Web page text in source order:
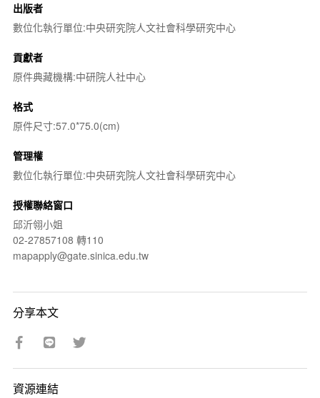
出版者
數位化執行單位:中央研究院人文社會科學研究中心
貢獻者
原件典藏機構:中研院人社中心
格式
原件尺寸:57.0*75.0(cm)
管理權
數位化執行單位:中央研究院人文社會科學研究中心
授權聯絡窗口
邱沂翎小姐
02-27857108 轉110
mapapply@gate.sinica.edu.tw
分享本文
資源連結